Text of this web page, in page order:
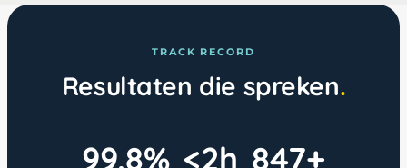
TRACK RECORD
Resultaten die spreken
99.8% <2h 847+